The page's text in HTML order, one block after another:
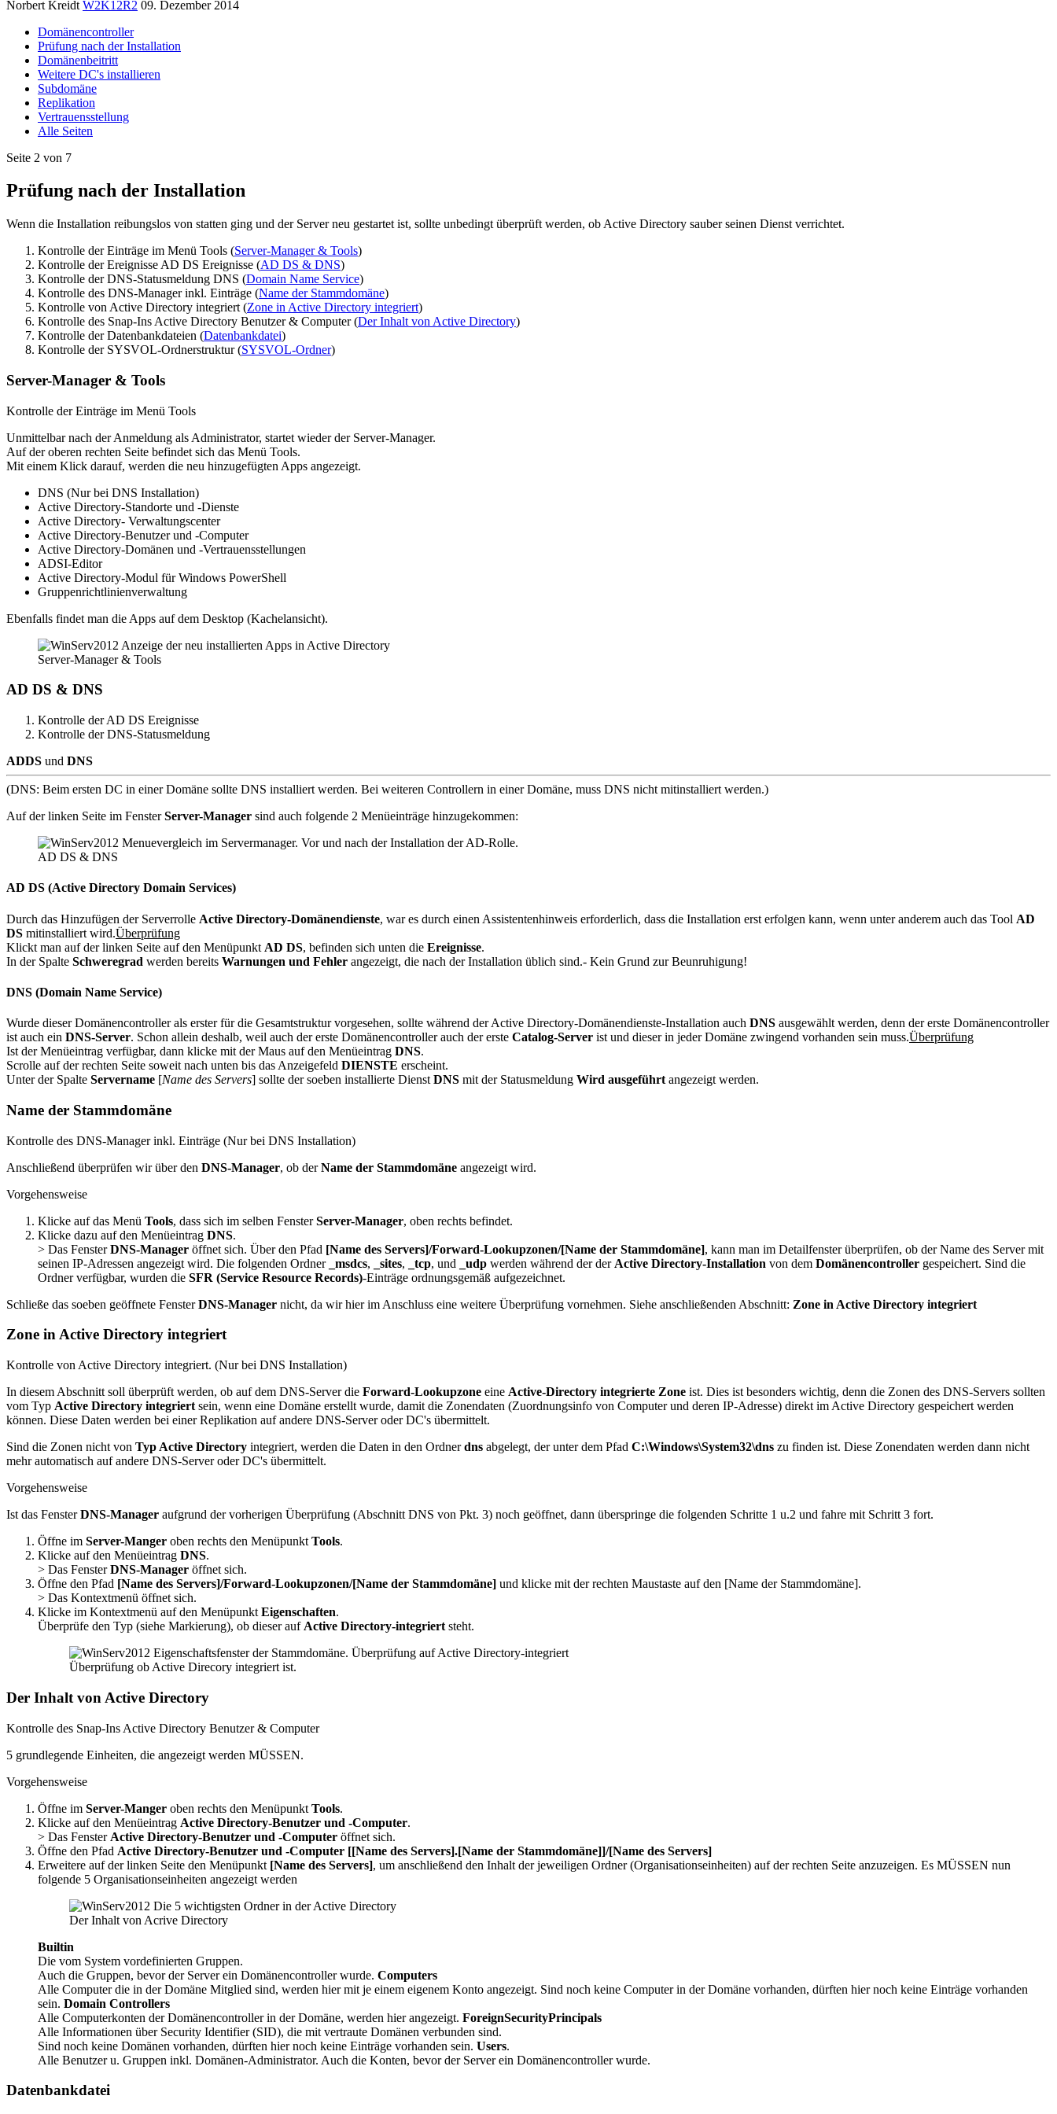
Norbert Kreidt W2K12R2 09. Dezember 2014
Domänencontroller
Prüfung nach der Installation
Domänenbeitritt
Weitere DC's installieren
Subdomäne
Replikation
Vertrauensstellung
Alle Seiten
Seite 2 von 7
Prüfung nach der Installation
Wenn die Installation reibungslos von statten ging und der Server neu gestartet ist, sollte unbedingt überprüft werden, ob Active Directory sauber seinen Dienst verrichtet.
Kontrolle der Einträge im Menü Tools (Server-Manager & Tools)
Kontrolle der Ereignisse AD DS Ereignisse (AD DS & DNS)
Kontrolle der DNS-Statusmeldung DNS (Domain Name Service)
Kontrolle des DNS-Manager inkl. Einträge (Name der Stammdomäne)
Kontrolle von Active Directory integriert (Zone in Active Directory integriert)
Kontrolle des Snap-Ins Active Directory Benutzer & Computer (Der Inhalt von Active Directory)
Kontrolle der Datenbankdateien (Datenbankdatei)
Kontrolle der SYSVOL-Ordnerstruktur (SYSVOL-Ordner)
Server-Manager & Tools
Kontrolle der Einträge im Menü Tools
Unmittelbar nach der Anmeldung als Administrator, startet wieder der Server-Manager.
Auf der oberen rechten Seite befindet sich das Menü Tools.
Mit einem Klick darauf, werden die neu hinzugefügten Apps angezeigt.
DNS (Nur bei DNS Installation)
Active Directory-Standorte und -Dienste
Active Directory- Verwaltungscenter
Active Directory-Benutzer und -Computer
Active Directory-Domänen und -Vertrauensstellungen
ADSI-Editor
Active Directory-Modul für Windows PowerShell
Gruppenrichtlinienverwaltung
Ebenfalls findet man die Apps auf dem Desktop (Kachelansicht).
Server-Manager & Tools
AD DS & DNS
Kontrolle der AD DS Ereignisse
Kontrolle der DNS-Statusmeldung
ADDS und DNS
(DNS: Beim ersten DC in einer Domäne sollte DNS installiert werden. Bei weiteren Controllern in einer Domäne, muss DNS nicht mitinstalliert werden.)
Auf der linken Seite im FensterServer-Manager sind auch folgende 2 Menüeinträge hinzugekommen:
AD DS & DNS
AD DS (Active Directory Domain Services)
Durch das Hinzufügen der Serverrolle Active Directory-Domänendienste, war es durch einen Assistentenhinweis erforderlich, dass die Installation erst erfolgen kann, wenn unter anderem auch das Tool AD
DS mitinstalliert wird.Überprüfung
Klickt man auf der linken Seite auf den Menüpunkt AD DS, befinden sich unten die Ereignisse.
In der Spalte Schweregrad werden bereits Warnungen und Fehler angezeigt, die nach der Installation üblich sind.- Kein Grund zur Beunruhigung!
DNS (Domain Name Service)
Wurde dieser Domänencontroller als erster für die Gesamtstruktur vorgesehen, sollte während der Active Directory-Domänendienste-Installation auch DNS ausgewählt werden, denn der erste Domänencontroller
ist auch ein DNS-Server. Schon allein deshalb, weil auch der erste Domänencontroller auch der erste Catalog-Server ist und dieser in jeder Domäne zwingend vorhanden sein muss.Überprüfung
Ist der Menüeintrag verfügbar, dann klicke mit der Maus auf den Menüeintrag DNS.
Scrolle auf der rechten Seite soweit nach unten bis das Anzeigefeld DIENSTE erscheint.
Unter der Spalte Servername [Name des Servers] sollte der soeben installierte Dienst DNS mit der Statusmeldung Wird ausgeführt angezeigt werden.
Name der Stammdomäne
Kontrolle des DNS-Manager inkl. Einträge (Nur bei DNS Installation)
Anschließend überprüfen wir über den DNS-Manager, ob derName der Stammdomäne angezeigt wird.
Vorgehensweise
Klicke auf das Menü Tools, dass sich im selben FensterServer-Manager, oben rechts befindet.
Klicke dazu auf den Menüeintrag DNS.
> Das FensterDNS-Manager öffnet sich. Über den Pfad [Name des Servers]/Forward-Lookupzonen/[Name der Stammdomäne], kann man im Detailfenster überprüfen, ob der Name des Server mit
seinen IP-Adressen angezeigt wird. Die folgenden Ordner
_msdcs, _sites, _tcp, und _udp werden während der der Active Directory-Installation von dem Domänencontroller gespeichert. Sind die
Ordner verfügbar, wurden die SFR (Service Resource Records)-Einträge ordnungsgemäß aufgezeichnet.
Schließe das soeben geöffnete FensterDNS-Manager nicht, da wir hier im Anschluss eine weitere Überprüfung vornehmen. Siehe anschließenden Abschnitt: Zone in Active Directory integriert
Zone in Active Directory integriert
Kontrolle von Active Directory integriert. (Nur bei DNS Installation)
In diesem Abschnitt soll überprüft werden, ob auf dem DNS-Server die Forward-Lookupzone eine Active-Directory integrierte Zone ist. Dies ist besonders wichtig, denn die Zonen des DNS-Servers sollten
vom Typ Active Directory integriert sein, wenn eine Domäne erstellt wurde, damit die Zonendaten (Zuordnungsinfo von Computer und deren IP-Adresse) direkt im Active Directory gespeichert werden
können. Diese Daten werden bei einer Replikation auf andere DNS-Server oder DC's übermittelt.
Sind die Zonen nicht von Typ Active Directory integriert, werden die Daten in den Ordnerdns abgelegt, der unter dem Pfad C:\Windows\System32\dns zu finden ist. Diese Zonendaten werden dann nicht
mehr automatisch auf andere DNS-Server oder DC's übermittelt.
Vorgehensweise
Ist das FensterDNS-Manager aufgrund der vorherigen Überprüfung (Abschnitt DNS von Pkt. 3) noch geöffnet, dann überspringe die folgenden Schritte 1 u.2 und fahre mit Schritt 3 fort.
Öffne im Server-Manger oben rechts den Menüpunkt Tools.
Klicke auf den Menüeintrag DNS.
> Das FensterDNS-Manager öffnet sich.
Öffne den Pfad [Name des Servers]/Forward-Lookupzonen/[Name der Stammdomäne] und klicke mit der rechten Maustaste auf den [Name der Stammdomäne].
> Das Kontextmenü öffnet sich.
Klicke im Kontextmenü auf den Menüpunkt Eigenschaften.
Überprüfe den Typ (siehe Markierung), ob dieser auf Active Directory-integriert steht.
Überprüfung ob Active Direcory integriert ist.
Der Inhalt von Active Directory
Kontrolle des Snap-Ins Active Directory Benutzer & Computer
5 grundlegende Einheiten, die angezeigt werden MÜSSEN.
Vorgehensweise
Öffne im Server-Manger oben rechts den Menüpunkt Tools.
Klicke auf den Menüeintrag Active Directory-Benutzer und -Computer.
> Das Fenster Active Directory-Benutzer und -Computer öffnet sich.
Öffne den Pfad Active Directory-Benutzer und -Computer [[Name des Servers].[Name der Stammdomäne]]/[Name des Servers]
Erweitere auf der linken Seite den Menüpunkt [Name des Servers], um anschließend den Inhalt der jeweiligen Ordner (Organisationseinheiten) auf der rechten Seite anzuzeigen. Es MÜSSEN nun
folgende 5 Organisationseinheiten angezeigt werden
Der Inhalt von Acrive Directory
Builtin
Die vom System vordefinierten Gruppen.
Auch die Gruppen, bevor der Server ein Domänencontroller wurde. Computers
Alle Computer die in der Domäne Mitglied sind, werden hier mit je einem eigenem Konto angezeigt. Sind noch keine Computer in der Domäne vorhanden, dürften hier noch keine Einträge vorhanden
sein. Domain Controllers
Alle Computerkonten der Domänencontroller in der Domäne, werden hier angezeigt. ForeignSecurityPrincipals
Alle Informationen über Security Identifier (SID), die mit vertraute Domänen verbunden sind.
Sind noch keine Domänen vorhanden, dürften hier noch keine Einträge vorhanden sein. Users.
Alle Benutzer u. Gruppen inkl. Domänen-Administrator. Auch die Konten, bevor der Server ein Domänencontroller wurde.
Datenbankdatei